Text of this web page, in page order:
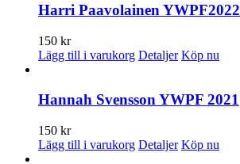
Harri Paavolainen YWPF2022
150 kr
Lägg till i varukorg Detaljer Köp nu
Hannah Svensson YWPF 2021
150 kr
Lägg till i varukorg Detaljer Köp nu